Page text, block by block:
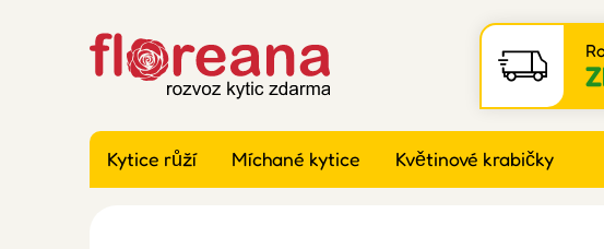
Kytice růží Míchané kytice Květinové krabičky